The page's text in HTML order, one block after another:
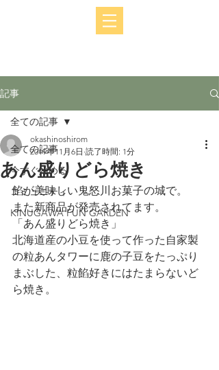
記事
全ての記事
今すぐ始める
コミュニティ
KINUGAWA FUN GARDEN
全ての記事
あん盛りどら焼き
okashinoshirom
2019年11月6日 読了時間: 1分
餡が美味しい鬼怒川お菓子の城で。
また新商品が発売されてます。
「あん盛りどら焼き」
北海道産の小豆を使って作った自家製
の粒あんタワーに鹿の子豆をたっぷり
まぶした、粒餡好きにはたまらないど
ら焼き。